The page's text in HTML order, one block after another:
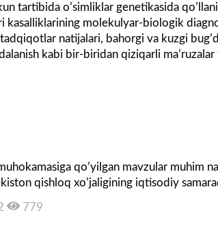
tartibida oʼsimliklar genetikasida
kasalliklarining molekulyar-biologik
natijalari, bahorgi va kuzgi
kabi bir-biridan qiziqarli
qoʼyilgan mavzular muhim
qishloq xoʼjaligining iqtisodiy
779